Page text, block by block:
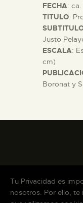
FECHA: ca.
TITULO:
Justo
ESCALA:
cm)
Boronat y
Tu Privacidad es
nosotros. Por ello, te